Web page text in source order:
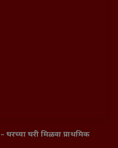
घरच्या घरी मिळवा प्राथमिक